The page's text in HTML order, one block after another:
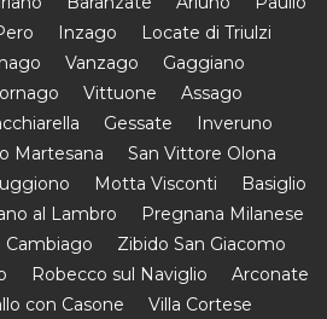
Inzago
Locate di Triulzi
Vanzago
Gaggiano
Vittuone
Assago
Gessate
Inveruno
Martesana
San Vittore Olona
Motta Visconti
Basiglio
al Lambro
Pregnana Milanese
Cambiago
Zibido San Giacomo
Robecco sul Naviglio
Arconate
con Casone
Villa Cortese